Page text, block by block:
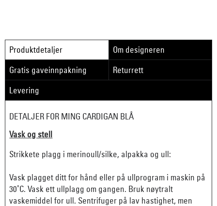
Produktdetaljer
Om designeren
Gratis gaveinnpakning
Returrett
Levering
DETALJER FOR MING CARDIGAN BLÅ
Vask og stell
Strikkete plagg i merinoull/silke, alpakka og ull:
Vask plagget ditt for hånd eller på ullprogram i maskin på
30˚C. Vask ett ullplagg om gangen. Bruk nøytralt
vaskemiddel for ull. Sentrifuger på lav hastighet, men